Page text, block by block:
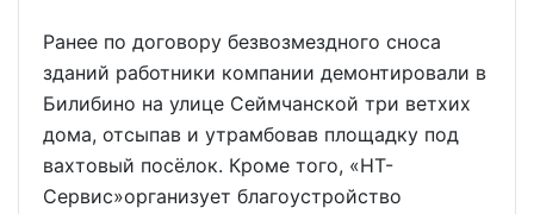
Ранее по договору безвозмездного сноса
зданий работники компании демонтировали в
Билибино на улице Сеймчанской три ветхих
дома, отсыпав и утрамбовав площадку под
вахтовый посёлок. Кроме того, «НТ-
Сервис»организует благоустройство